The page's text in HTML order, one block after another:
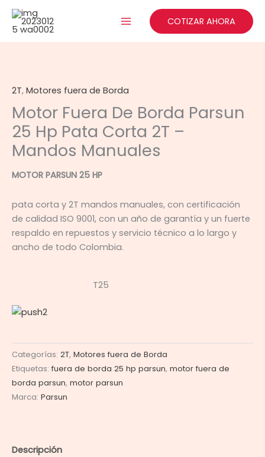
contenido
COTIZAR AHORA
2T, Motores fuera de Borda
Motor Fuera De Borda Parsun
25 Hp Pata Corta 2T –
Mandos Manuales
MOTOR PARSUN 25 HP
pata corta y 2T mandos manuales, con certificación
de calidad ISO 9001, con un año de garantía y un fuerte
respaldo en repuestos y servicio técnico a lo largo y
ancho de todo Colombia.
T25
Categorías: 2T, Motores fuera de Borda
Etiquetas:fuera de borda 25 hp parsun, motor fuera de
borda parsun, motor parsun
Marca: Parsun
Descripción